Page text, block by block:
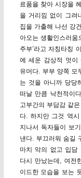
료품을 찾아 시장을
을 거리낌 없이 그려
집을 가출해 나선 강
아오는 생활인스러움
주부’라고 자칭타칭
에 세운 감상적 멋이
유머다. 부부 양쪽 모
는 것을 아니까 당당
떠날 만큼 낙천적이
고부간의 부담감 같
다. 하지만 그것 역
지나서 독자들이 보
낸다. 부끄러워 숨길
마치 악의 없고 입담
다시 만났는데, 여전
이드한 모습을 보는